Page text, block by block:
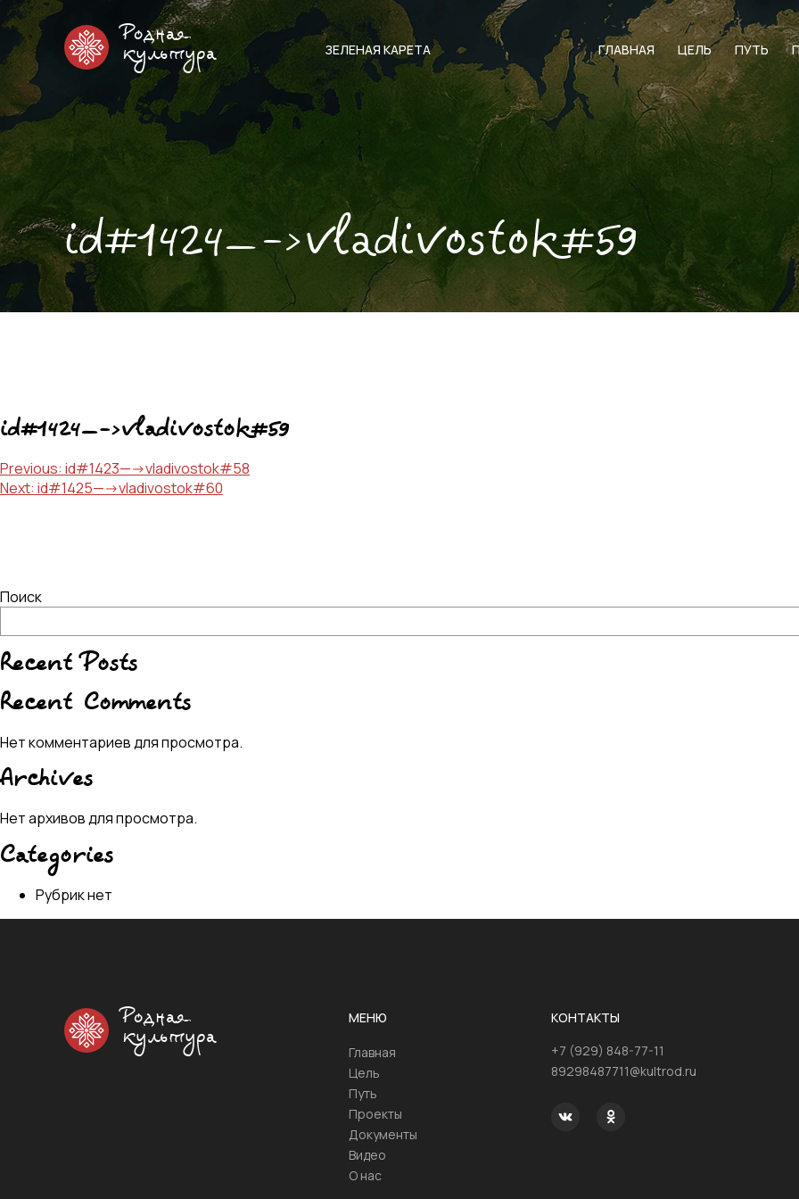
Родная
культура
ЗЕЛЕНАЯ КАРЕТА ГЛАВНАЯ ЦЕЛЬ ПУТЬ
id#1424—->vladivostok#59
id#1424—->vladivostok#59
Навигация
по
Previous: id#1423—->vladivostok#58
Next: id#1425—->vladivostok#60
Поиск
Recent Posts
Recent Comments
Нет комментариев для просмотра.
Archives
Нет архивов для просмотра.
Categories
Рубрик нет
Родная
культура
МЕНЮ
Главная
Цель
Путь
Проекты
Документы
Видео
О нас
КОНТАКТЫ
+7 (929) 848-77-11
89298487711@kultrod.ru